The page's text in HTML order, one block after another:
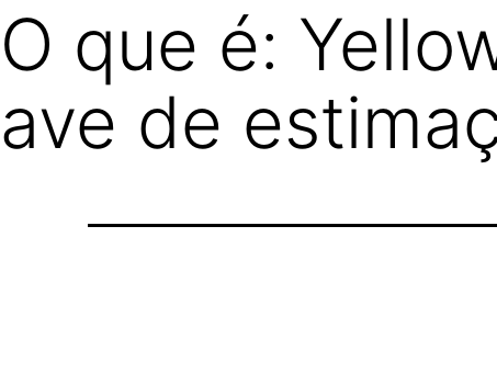
O que é:
ave de